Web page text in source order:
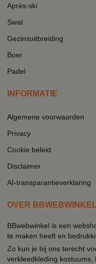
Après-ski
Swat
Gezinsuitbreiding
Boer
Padel
INFORMATIE
Algemene voorwaarden
Privacy
Cookie beleid
Disclaimer
AI-transparantieverklaring
OVER
BBwebwinkel is een
te maken heeft en
Zo kun je bij ons terecht
verkleedkleding kostuums,